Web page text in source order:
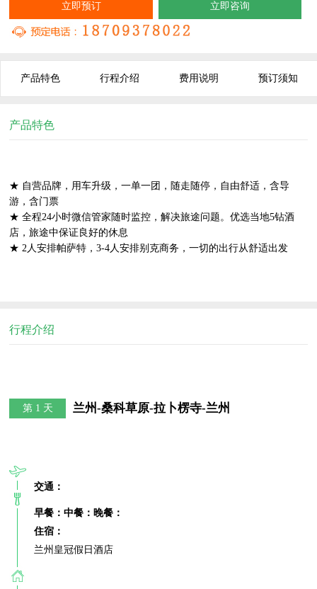
立即预订 立即咨询
产品特色 行程介绍 费用说明 预订须知
产品特色
★ 自营品牌，用车升级，一单一团，随走随停，自由舒适，含导
游，含门票
★ 全程24小时微信管家随时监控，解决旅途问题。优选当地5钻酒
店，旅途中保证良好的休息
★ 2人安排帕萨特，3-4人安排别克商务，一切的出行从舒适出发
行程介绍
第 1 天 兰州-桑科草原-拉卜楞寺-兰州
交通：
早餐：中餐：晚餐：
住宿：